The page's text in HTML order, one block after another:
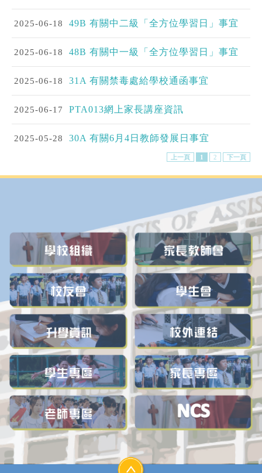
2025-06-18 49B 有關中二級「全方位學習日」事宜
2025-06-18 48B 有關中一級「全方位學習日」事宜
2025-06-18 31A 有關禁毒處給學校通函事宜
2025-06-17 PTA013網上家長講座資訊
2025-05-28 30A 有關6月4日教師發展日事宜
上一頁 1 2 下一頁